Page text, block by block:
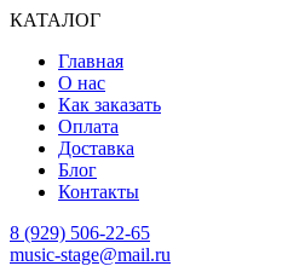
КАТАЛОГ
Главная
О нас
Как заказать
Оплата
Доставка
Блог
Контакты
8 (929) 506-22-65
music-stage@mail.ru